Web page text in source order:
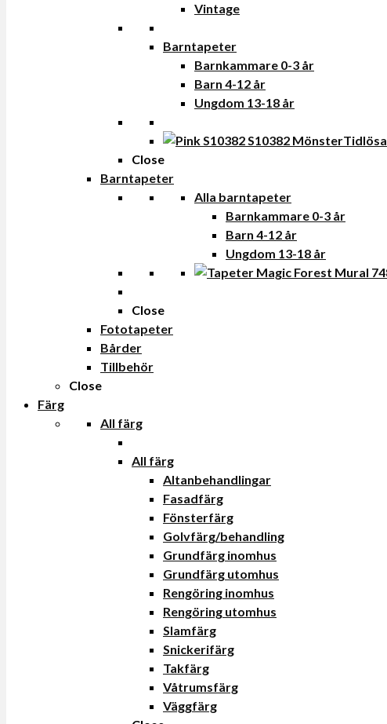
Vintage
Barntapeter
Barnkammare 0-3 år
Barn 4-12 år
Ungdom 13-18 år
Tidlösa
Close
Barntapeter
Alla barntapeter
Barnkammare 0-3 år
Barn 4-12 år
Ungdom 13-18 år
Close
Fototapeter
Bårder
Tillbehör
Close
Färg
All färg
All färg
Altanbehandlingar
Fasadfärg
Fönsterfärg
Golvfärg/behandling
Grundfärg inomhus
Grundfärg utomhus
Rengöring inomhus
Rengöring utomhus
Slamfärg
Snickerifärg
Takfärg
Våtrumsfärg
Väggfärg